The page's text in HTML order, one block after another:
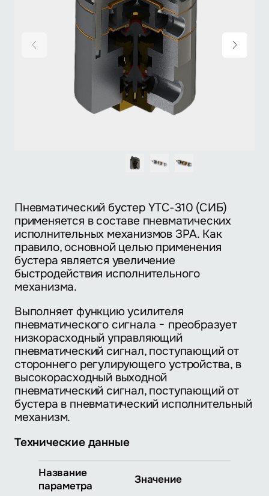
Пневматический бустер YTC-310 (СИБ)
применяется в составе пневматических
исполнительных механизмов ЗРА. Как
правило, основной целью применения
бустера является увеличение
быстродействия исполнительного
механизма.
Выполняет функцию усилителя
пневматического сигнала − преобразует
низкорасходный управляющий
пневматический сигнал, поступающий от
стороннего регулирующего устройства, в
высокорасходный выходной
пневматический сигнал, поступающий от
бустера в пневматический исполнительный
механизм.
Технические данные
Название
параметра
Значение